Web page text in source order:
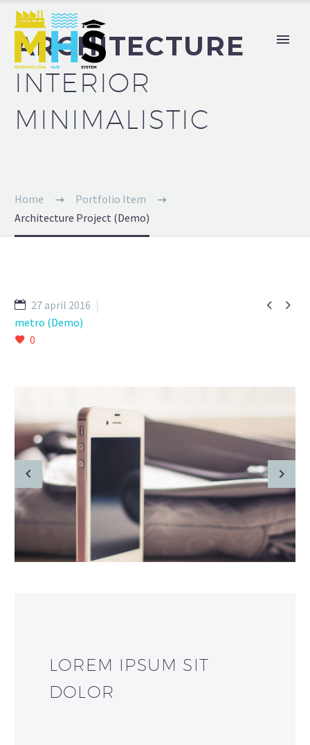
ARCHITECTURE
INTERIOR
MINIMALISTIC
Home
Portfolio Item
Architecture Project (Demo)
 
27 april 2016
metro (Demo)
0
LOREM IPSUM SIT
DOLOR